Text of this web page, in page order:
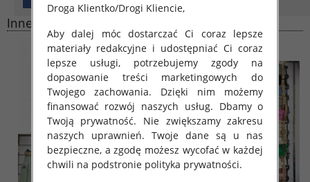
Inne produkty
Droga Klientko/Drogi Kliencie,
Aby dalej móc dostarczać Ci coraz lepsze
materiały redakcyjne i udostępniać Ci coraz
lepsze usługi, potrzebujemy zgody na
dopasowanie treści marketingowych do
Twojego zachowania. Dzięki nim możemy
finansować rozwój naszych usług. Dbamy o
Twoją prywatność. Nie zwiększamy zakresu
naszych uprawnień. Twoje dane są u nas
bezpieczne, a zgodę możesz wycofać w każdej
chwili na podstronie polityka prywatności.